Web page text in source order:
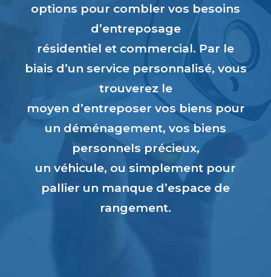
options pour combler vos besoins
d’entreposage
résidentiel et commercial. Par le
biais d’un service personnalisé, vous
trouverez le
moyen d’entreposer vos biens pour
un déménagement, vos biens
personnels précieux,
un véhicule, ou simplement pour
pallier un manque d’espace de
rangement.